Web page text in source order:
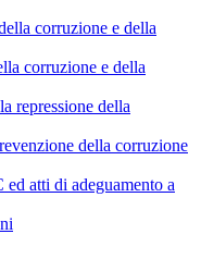
corruzione e della
corruzione e della
repressione della
della corruzione
atti di adeguamento a